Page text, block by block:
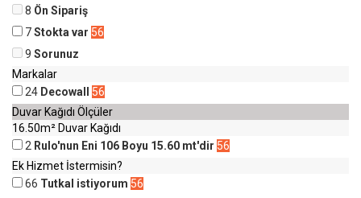
8 Ön Sipariş
7Stokta var 56
9 Sorunuz
Markalar
24 Decowall
56
Duvar Kağıdı Ölçüler
16.50m² Duvar Kağıdı
2 Rulo'nun Eni 106 Boyu 15.60 mt'dir 56
Ek Hizmet İstermisin?
66 Tutkal istiyorum 56